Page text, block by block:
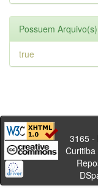
Possuem Arquivo(s)
true
Av.
3165 -